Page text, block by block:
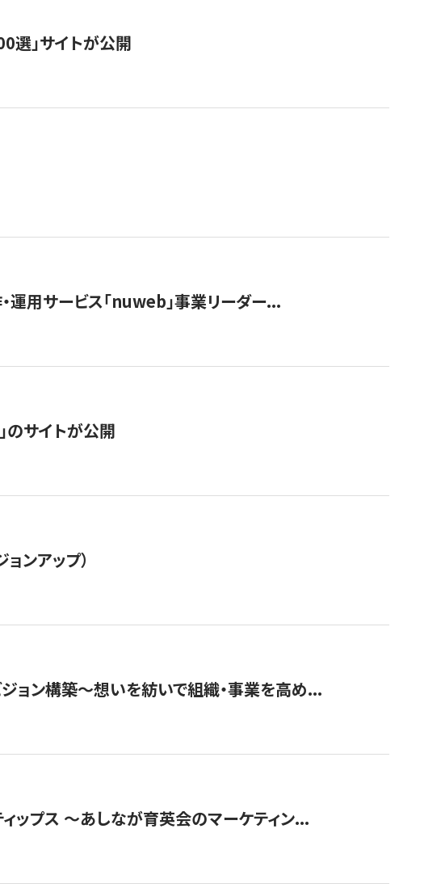
選」サイトが公開
運用サービス「nuweb」事業リーダー...
のサイトが公開
ンアップ）
ジョン構築〜想いを紡いで組織・事業を高め...
ィップス 〜あしなが育英会のマーケティン...